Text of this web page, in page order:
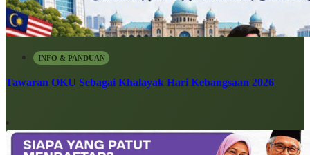
INFO & PANDUAN
Tawaran OKU Sebagai Khalayak Hari Kebangsaan 2026